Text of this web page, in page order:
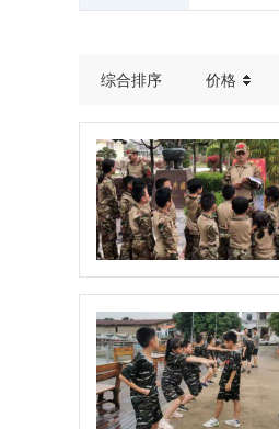
综合排序 价格